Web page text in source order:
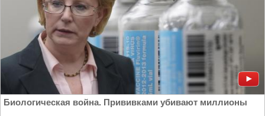
Биологическая война. Прививками убивают миллионы